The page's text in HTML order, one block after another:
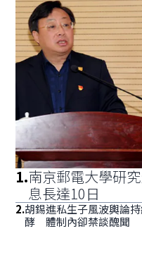
1.南京郵電大學研
息長達10日
2.胡錫進私生子風波輿論
酵 體制內卻禁談醜聞